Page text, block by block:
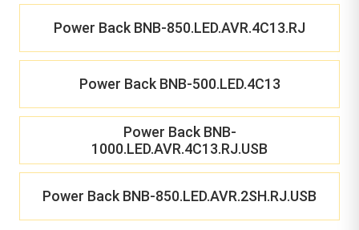
Power Back BNB-850.LED.AVR.4C13.RJ
Power Back BNB-500.LED.4C13
Power Back BNB-
1000.LED.AVR.4C13.RJ.USB
Power Back BNB-850.LED.AVR.2SH.RJ.USB